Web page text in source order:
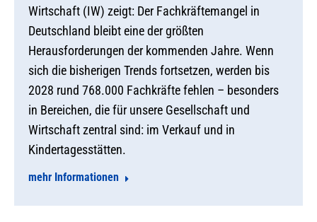
Wirtschaft (IW) zeigt: Der Fachkräftemangel in
Deutschland bleibt eine der größten
Herausforderungen der kommenden Jahre. Wenn
sich die bisherigen Trends fortsetzen, werden bis
2028 rund 768.000 Fachkräfte fehlen – besonders
in Bereichen, die für unsere Gesellschaft und
Wirtschaft zentral sind: im Verkauf und in
Kindertagesstätten.
mehr Informationen